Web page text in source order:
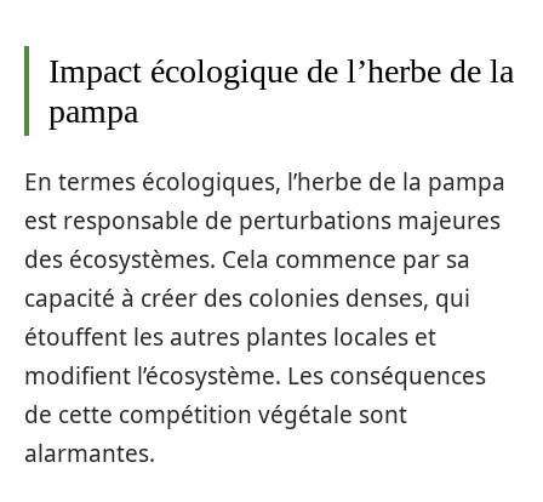
Impact écologique de l’herbe de la
pampa
En termes écologiques, l’herbe de la pampa
est responsable de perturbations majeures
des écosystèmes. Cela commence par sa
capacité à créer des colonies denses, qui
étouffent les autres plantes locales et
modifient l’écosystème. Les conséquences
de cette compétition végétale sont
alarmantes.